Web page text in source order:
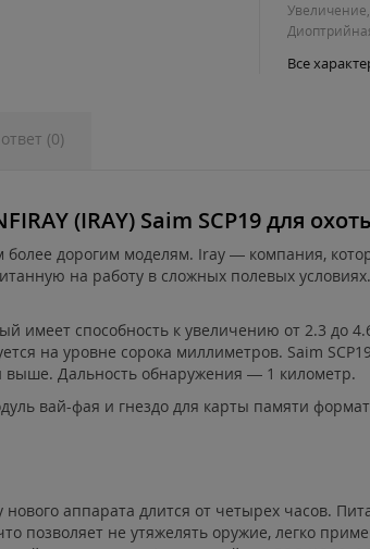
Все
(0)
(IRAY) Saim SCP19 для
дорогим моделям. Iray — компания,
на работу в сложных полевых
имеет способность к увеличению от 2.3 до
на уровне сорока миллиметров. Saim
выше. Дальность обнаружения — 1 километр.
вай-фая и гнездо для карты памяти
аппарата длится от четырех часов.
позволяет не утяжелять оружие, легко